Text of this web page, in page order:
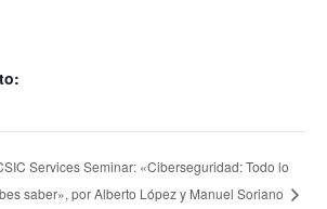
Services Seminar: «Ciberseguridad: Todo lo
saber», por Alberto López y Manuel Soriano